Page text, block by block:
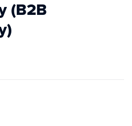
(B2B